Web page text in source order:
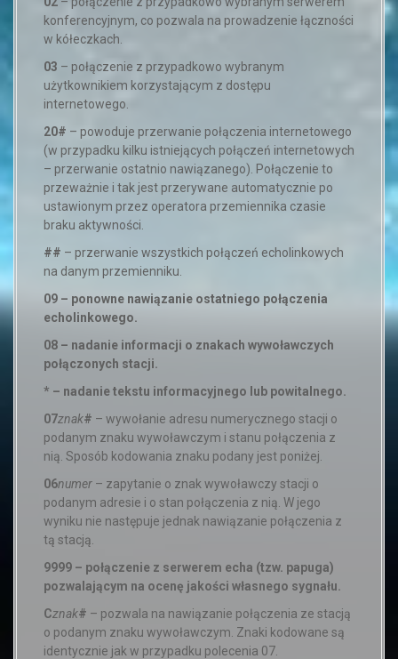
konferencyjnym, co pozwala na prowadzenie łączności
w kółeczkach.
03 – połączenie z przypadkowo wybranym
użytkownikiem korzystającym z dostępu
internetowego.
20# – powoduje przerwanie połączenia internetowego
(w przypadku kilku istniejących połączeń internetowych
– przerwanie ostatnio nawiązanego). Połączenie to
przeważnie i tak jest przerywane automatycznie po
ustawionym przez operatora przemiennika czasie
braku aktywności.
## – przerwanie wszystkich połączeń echolinkowych
na danym przemienniku.
09 – ponowne nawiązanie ostatniego połączenia
echolinkowego.
08 – nadanie informacji o znakach wywoławczych
połączonych stacji.
* – nadanie tekstu informacyjnego lub powitalnego.
07znak# – wywołanie adresu numerycznego stacji o
podanym znaku wywoławczym i stanu połączenia z
nią. Sposób kodowania znaku podany jest poniżej.
06numer – zapytanie o znak wywoławczy stacji o
podanym adresie i o stan połączenia z nią. W jego
wyniku nie następuje jednak nawiązanie połączenia z
tą stacją.
9999 – połączenie z serwerem echa (tzw. papuga)
pozwalającym na ocenę jakości własnego sygnału.
Cznak# – pozwala na nawiązanie połączenia ze stacją
o podanym znaku wywoławczym. Znaki kodowane są
identycznie jak w przypadku polecenia 07.